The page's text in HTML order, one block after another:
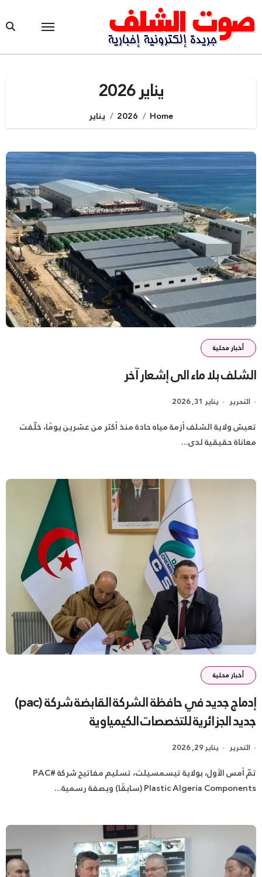
to
content
يناير 2026
Home
2026 يناير
أخبار محلية
الشلف بلا ماء الى إشعار آخر
التحرير يناير 31, 2026
تعيش ولاية الشلف أزمة مياه حادة منذ أكثر من عشرين يومًا، خلّفت
معاناة حقيقية لدى...
أخبار محلية
إدماج جديد في حافظة الشركة القابضة شركة (pac)
جديد الجزائرية للتخصصات الكيمياوية
التحرير يناير 29, 2026
تمّ أمس الأول، بولاية تيسمسيلت، تسليم مفاتيح شركة #PAC
Plastic Algeria Components (سابقًا) وبصفة رسمية...